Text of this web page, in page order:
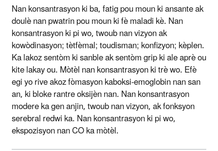
Nan konsantrasyon ki ba, fatig pou moun ki ansante ak
doulè nan pwatrin pou moun ki fè maladi kè. Nan
konsantrasyon ki pi wo, twoub nan vizyon ak
kowòdinasyon; tètfèmal; toudisman; konfizyon; kèplen.
Ka lakoz sentòm ki sanble ak sentòm grip ki ale aprè ou
kite lakay ou. Mòtèl nan konsantrasyon ki trè wo. Efè
egi yo rive akoz fòmasyon kaboksi-emoglobin nan san
an, ki bloke rantre oksijèn nan. Nan konsantrasyon
modere ka gen anjin, twoub nan vizyon, ak fonksyon
serebral redwi ka. Nan konsantrasyon ki pi wo,
ekspozisyon nan CO ka mòtèl.